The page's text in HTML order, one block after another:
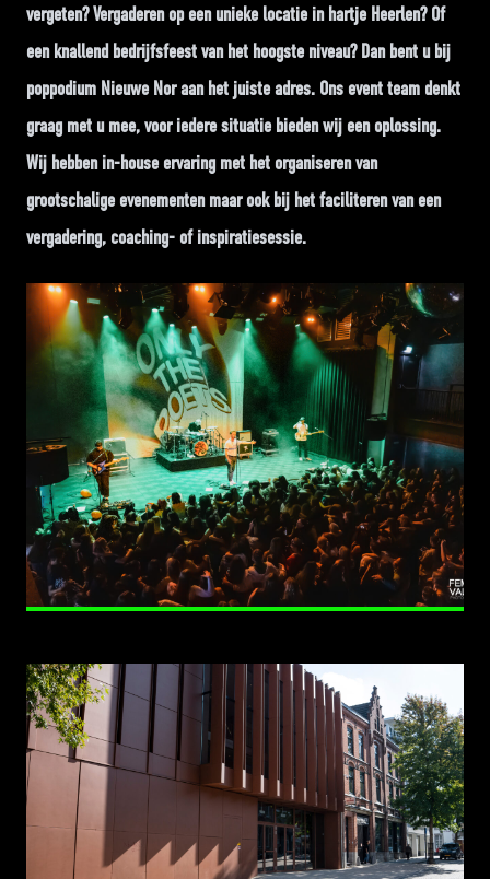
vergeten? Vergaderen op een unieke locatie in hartje Heerlen? Of
een knallend bedrijfsfeest van het hoogste niveau? Dan bent u bij
poppodium Nieuwe Nor aan het juiste adres. Ons event team denkt
graag met u mee, voor iedere situatie bieden wij een oplossing.
Wij hebben in-house ervaring met het organiseren van
grootschalige evenementen maar ook bij het faciliteren van een
vergadering, coaching- of inspiratiesessie.